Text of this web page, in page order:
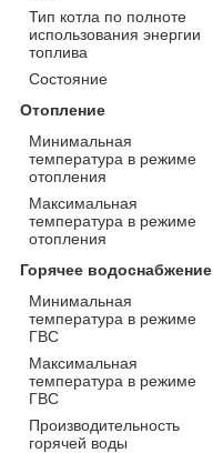
Тип котла по полноте
использования энергии
топлива
Состояние
Отопление
Минимальная
температура в режиме
отопления
Максимальная
температура в режиме
отопления
Горячее водоснабжение
Минимальная
температура в режиме
ГВС
Максимальная
температура в режиме
ГВС
Производительность
горячей воды